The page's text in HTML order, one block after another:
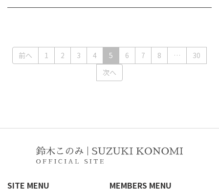
前へ 1 2 3 4 5 (current)
6 7 8 …
30
次へ
SITE MENU MEMBERS MENU